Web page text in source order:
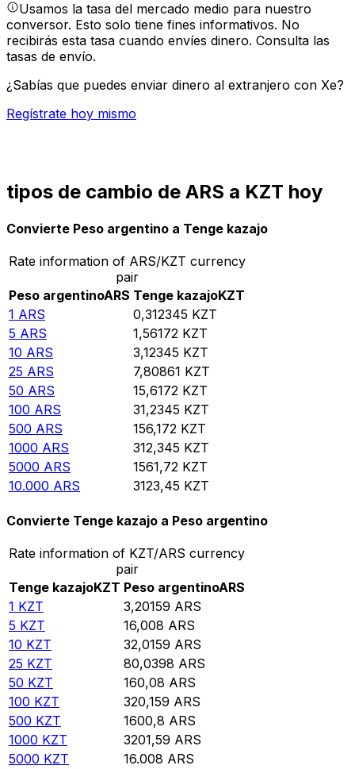
Usamos la tasa del mercado medio para nuestro
conversor. Esto solo tiene fines informativos. No
recibirás esta tasa cuando envíes dinero. Consulta las
tasas de envío.
¿Sabías que puedes enviar dinero al extranjero con Xe?
Regístrate hoy mismo
tipos de cambio de ARS a KZT hoy
Convierte Peso argentino a Tenge kazajo
Rate information of ARS/KZT currency
pair
Peso argentinoARS Tenge kazajoKZT
1 ARS 0,312345 KZT
5 ARS 1,56172 KZT
10 ARS 3,12345 KZT
25 ARS 7,80861 KZT
50 ARS 15,6172 KZT
100 ARS 31,2345 KZT
500 ARS 156,172 KZT
1000 ARS 312,345 KZT
5000 ARS 1561,72 KZT
10.000 ARS 3123,45 KZT
Convierte Tenge kazajo a Peso argentino
Rate information of KZT/ARS currency
pair
Tenge kazajoKZT Peso argentinoARS
1 KZT 3,20159 ARS
5 KZT 16,008 ARS
10 KZT 32,0159 ARS
25 KZT 80,0398 ARS
50 KZT 160,08 ARS
100 KZT 320,159 ARS
500 KZT 1600,8 ARS
1000 KZT 3201,59 ARS
5000 KZT 16.008 ARS